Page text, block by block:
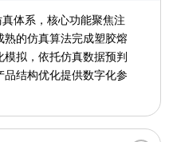
体系，核心功能聚焦注
熟的仿真算法完成塑胶熔
拟，依托仿真数据预判
结构优化提供数字化参